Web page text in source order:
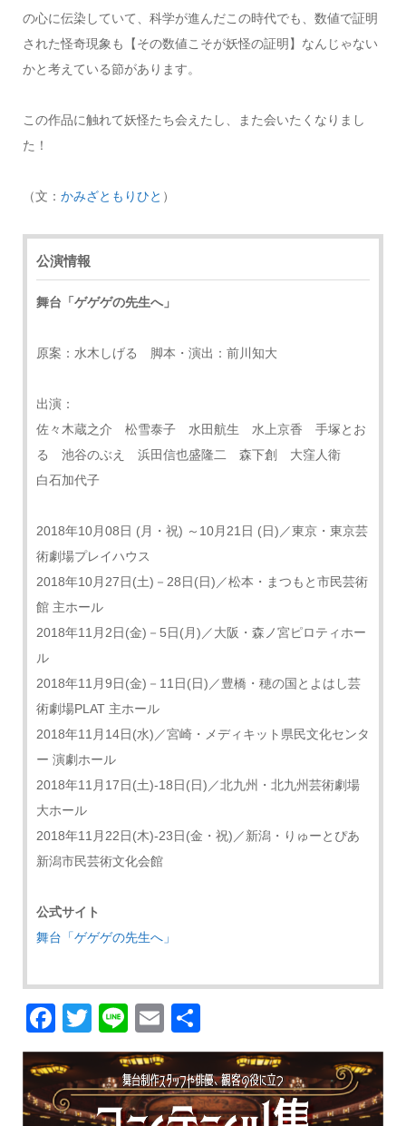
の心に伝染していて、科学が進んだこの時代でも、数値で証明
された怪奇現象も【その数値こそが妖怪の証明】なんじゃない
かと考えている節があります。
この作品に触れて妖怪たち会えたし、また会いたくなりまし
た！
（文： かみざともりひと ）
公演情報
舞台「ゲゲゲの先生へ」
原案：水木しげる 脚本・演出：前川知大
出演：
佐々木蔵之介 松雪泰子 水田航生 水上京香 手塚とお
る 池谷のぶえ 浜田信也盛隆二 森下創 大窪人衛
白石加代子
2018年10月08日 (月・祝) ～10月21日 (日)／東京・東京芸
術劇場プレイハウス
2018年10月27日(土)－28日(日)／松本・まつもと市民芸術
館 主ホール
2018年11月2日(金)－5日(月)／大阪・森ノ宮ピロティホー
ル
2018年11月9日(金)－11日(日)／豊橋・穂の国とよはし芸
術劇場PLAT 主ホール
2018年11月14日(水)／宮崎・メディキット県民文化センタ
ー 演劇ホール
2018年11月17日(土)-18日(日)／北九州・北九州芸術劇場
大ホール
2018年11月22日(木)-23日(金・祝)／新潟・りゅーとぴあ
新潟市民芸術文化会館
公式サイト
舞台「ゲゲゲの先生へ」
Facebook
Twitter
LineEmail
有